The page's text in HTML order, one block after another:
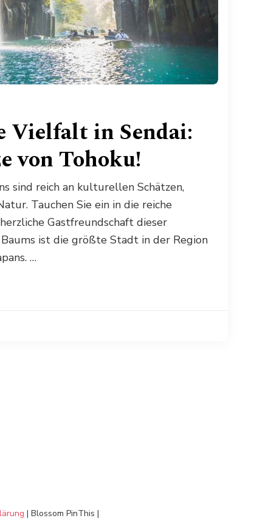
Vielfalt in Sendai:
von Tohoku!
sind reich an kulturellen Schätzen,
Tauchen Sie ein in die reiche
Gastfreundschaft dieser
ist die größte Stadt in der Region
…
| Blossom PinThis |